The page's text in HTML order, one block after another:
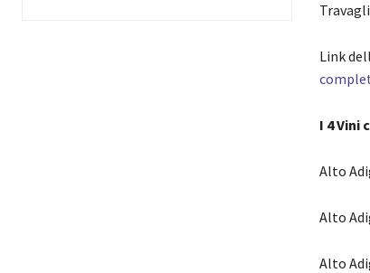
Link
I 4 Vini
Alto
Alto
Alto